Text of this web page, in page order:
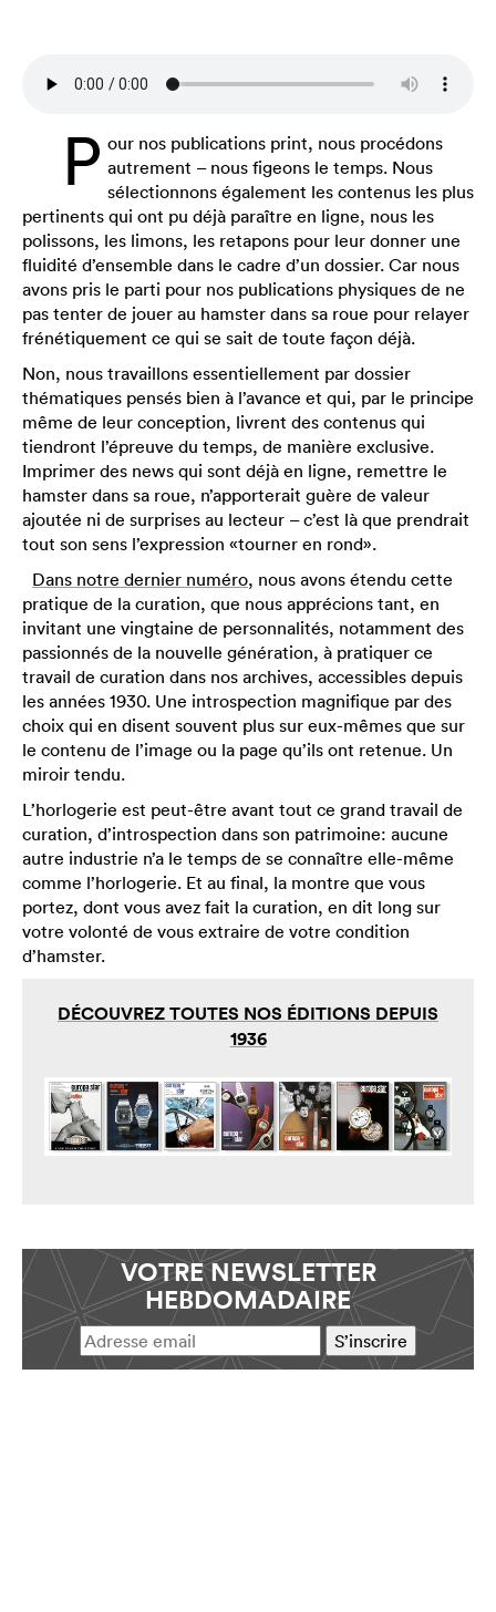
P our nos publications print, nous procédons
autrement – nous figeons le temps. Nous
sélectionnons également les contenus les plus
pertinents qui ont pu déjà paraître en ligne, nous les
polissons, les limons, les retapons pour leur donner une
fluidité d’ensemble dans le cadre d’un dossier. Car nous
avons pris le parti pour nos publications physiques de ne
pas tenter de jouer au hamster dans sa roue pour relayer
frénétiquement ce qui se sait de toute façon déjà.
Non, nous travaillons essentiellement par dossier
thématiques pensés bien à l’avance et qui, par le principe
même de leur conception, livrent des contenus qui
tiendront l’épreuve du temps, de manière exclusive.
Imprimer des news qui sont déjà en ligne, remettre le
hamster dans sa roue, n’apporterait guère de valeur
ajoutée ni de surprises au lecteur – c’est là que prendrait
tout son sens l’expression «tourner en rond».
Dans notre dernier numéro, nous avons étendu cette
pratique de la curation, que nous apprécions tant, en
invitant une vingtaine de personnalités, notamment des
passionnés de la nouvelle génération, à pratiquer ce
travail de curation dans nos archives, accessibles depuis
les années 1930. Une introspection magnifique par des
choix qui en disent souvent plus sur eux-mêmes que sur
le contenu de l’image ou la page qu’ils ont retenue. Un
miroir tendu.
L’horlogerie est peut-être avant tout ce grand travail de
curation, d’introspection dans son patrimoine: aucune
autre industrie n’a le temps de se connaître elle-même
comme l’horlogerie. Et au final, la montre que vous
portez, dont vous avez fait la curation, en dit long sur
votre volonté de vous extraire de votre condition
d’hamster.
DÉCOUVREZ TOUTES NOS ÉDITIONS DEPUIS
1936
VOTRE NEWSLETTER
HEBDOMADAIRE